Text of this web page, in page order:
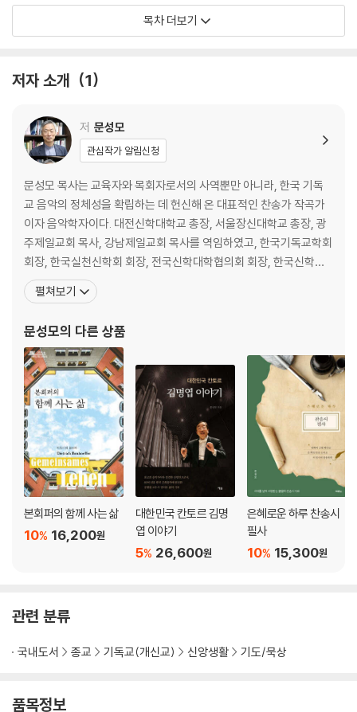
7월 8월
CHAPTER 2 주일 예배 대표기도문(2) [절기와 교회력에 따른 예배]
신년 주일 예배 [1월]
설 명절 주일 예배 [1월, 2월]
삼일절 기념 주일 예배 [2월, 3월]
사순절 기간 주일 예배 (1) [2월, 3월, 4월]
사순절 기간 주일 예배 (2) [2월, 3월, 4월]
사순절 기간 주일 예배 (3) [2월, 3월, 4월]
종려주일 예배 [3월, 4월]
고난주간 성수요일 예배(주중)
고난주간 성목요일 예배(주중)
고난주간 성금요일 예배(주중)
어린이주일 예배 [5월]
어버이주일 예배 [5월]
가정주일 예배 [5월]
성령강림주일 예배 [5월, 6월]
6·25전쟁 기념 주일 예배 [6월]
맥추감사주일 예배 [7월]
광복절 기념 주일 예배 [8월]
추석 명절 주일 예배 [9월, 10월]
종교개혁 기념 주일 예배 [10월]
추수감사주일 예배 [10월, 11월]
대림절(대강절) 주일 예배 (1) [11월, 12월]
대림절(대강절) 주일 예배 (2) [11월, 12월]
대림절(대강절) 주일 예배 (3) [11월, 12월]
성탄축하 예배(25일)
- 5주가 있는 달은 해당 월의 ‘절기와 교회력에 따른 예배’ 대표기도문과
목차 더보기
저자 소개 1
저 문성모
관심작가 알림신청
문성모 목사는 교육자와 목회자로서의 사역뿐만 아니라, 한국 기독
교 음악의 정체성을 확립하는 데 헌신해 온 대표적인 찬송가 작곡가
이자 음악학자이다. 대전신학대학교 총장, 서울장신대학교 총장, 광
주제일교회 목사, 강남제일교회 목사를 역임하였고, 한국기독교학회
회장, 한국실천신학회 회장, 전국신학대학협의회 회장, 한국신학대
학총장협의회 회장, 한국교회음악작곡가협회 이사장 등을 역임하며
활동하였다. 한국찬송가개발원 원장으로 찬송가 1,000곡을 목표로
찬송가 48, 418, 556장의 작곡자이다. 현재 한국국민악회 회
펼쳐보기
문성모의 다른 상품
본회퍼의 함께 사는 삶
16,200원
10%
대한민국 칸토르 김명
엽 이야기
26,600원
5%
은혜로운 하루 찬송시
필사
15,300원
10%
관련 분류
국내도서 종교 기독교(개신교) 신앙생활 기도/묵상
품목정보